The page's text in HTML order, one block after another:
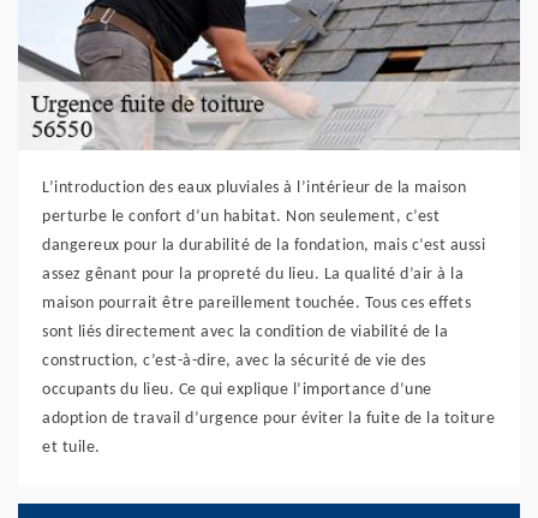
L’introduction des eaux pluviales à l’intérieur de la maison
perturbe le confort d’un habitat. Non seulement, c’est
dangereux pour la durabilité de la fondation, mais c’est aussi
assez gênant pour la propreté du lieu. La qualité d’air à la
maison pourrait être pareillement touchée. Tous ces effets
sont liés directement avec la condition de viabilité de la
construction, c’est-à-dire, avec la sécurité de vie des
occupants du lieu. Ce qui explique l’importance d’une
adoption de travail d’urgence pour éviter la fuite de la toiture
et tuile.